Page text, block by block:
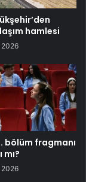
hamlesi
2026
bölüm fragmanı
mı?
2026